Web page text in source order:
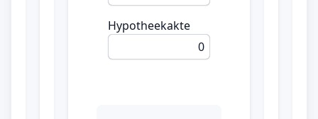
Hypotheekakte
0